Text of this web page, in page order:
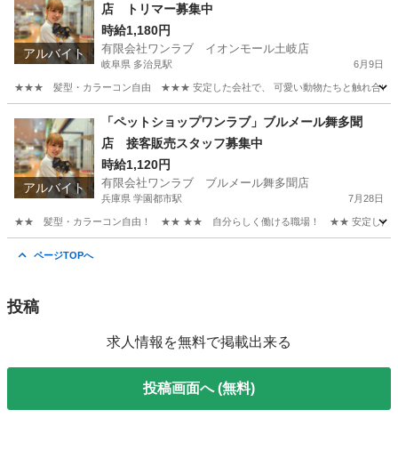
アルバイト
店 トリマー募集中
時給1,180円
有限会社ワンラブ イオンモール土岐店
岐阜県 多治見駅 6月9日
★★★ 髪型・カラーコン自由 ★★★ 安定した会社で、 可愛い動物たちと触れ合いな
多治見駅 その他 時給
アルバイト
「ペットショップワンラブ」ブルメール舞多聞
店 接客販売スタッフ募集中
時給1,120円
有限会社ワンラブ ブルメール舞多聞店
兵庫県 学園都市駅 7月28日
★★ 髪型・カラーコン自由！ ★★ ★★ 自分らしく働ける職場！ ★★ 安定した会社で
ページTOPへ
投稿
求人情報を無料で掲載出来る
投稿画面へ (無料)